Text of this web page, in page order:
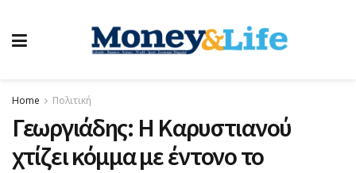
Home Πολιτική
Γεωργιάδης: Η Καρυστιανού
χτίζει κόμμα με έντονο το